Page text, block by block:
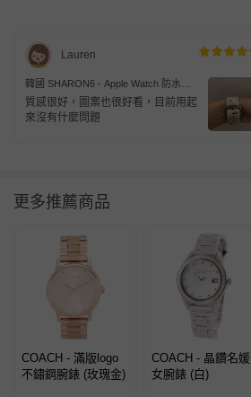
Lauren
韓國 SHARON6 - Apple Watch 防水牛
皮錶帶-雛菊-白
質感很好，圖案也很好看，目前用起
來沒有什麼問題
更多推薦商品
COACH - 滿版logo
不鏽鋼腕錶 (玫瑰金)
COACH - 晶鑽名媛
女腕錶 (白)